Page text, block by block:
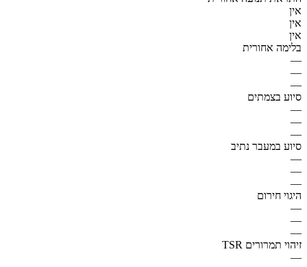
אין
אין
אין
בלימה אחורית
—
—
—
סיוע בצמתים
—
—
—
סיוע במעבר נתיב
—
—
—
היגוי חירום
—
—
—
זיהוי תמרורים TSR
—